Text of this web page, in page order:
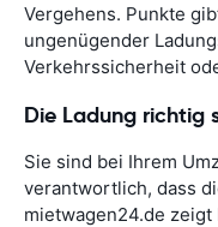
Vergehens. Punkte
ungenügender
Verkehrssicherheit
Die Ladung richtig
Sie sind bei Ihrem
verantwortlich, dass
mietwagen24.de zeigt